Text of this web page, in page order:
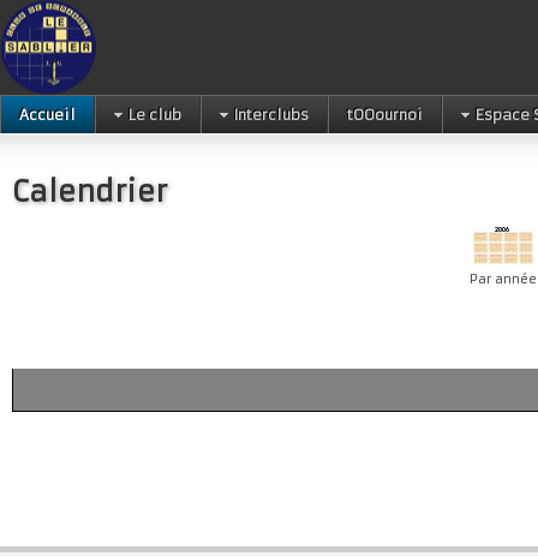
Accueil Le club Interclubs tOOournoi Espace
Calendrier
Par année